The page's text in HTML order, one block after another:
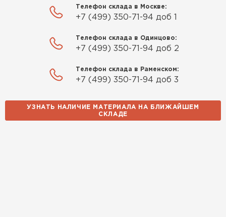
Телефон склада в Москве:
+7 (499) 350-71-94 доб 1
Телефон склада в Одинцово:
+7 (499) 350-71-94 доб 2
Телефон склада в Раменском:
+7 (499) 350-71-94 доб 3
УЗНАТЬ НАЛИЧИЕ МАТЕРИАЛА НА БЛИЖАЙШЕМ
СКЛАДЕ